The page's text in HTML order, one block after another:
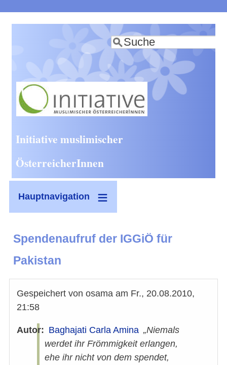
zum
Inhalt
Suche
Initiative muslimischer
ÖsterreicherInnen
Hauptnavigation
Spendenaufruf der IGGiÖ für
Pakistan
Gespeichert von osama am Fr., 20.08.2010,
21:58
Autor Baghajati Carla Amina „Niemals
werdet ihr Frömmigkeit erlangen,
ehe ihr nicht von dem spendet,